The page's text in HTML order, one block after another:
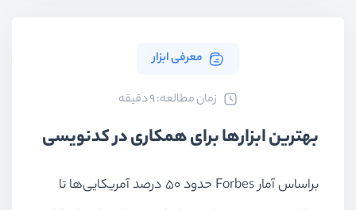
معرفی ابزار
ﺯﻣﺎﻥ ﻣﻄﺎﻟﻌﻪ: 9 دقیقه
بهترین ابزارها برای همکاری در کدنویسی
براساس آمار Forbes حدود ۵۰ درصد آمریکایی‌ها تا